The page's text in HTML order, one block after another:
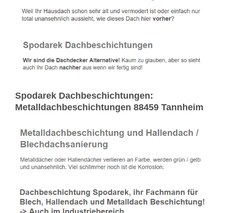
Spodarek Dachbeschichtungen:
Metalldachbeschichtungen 88459 Tannheim